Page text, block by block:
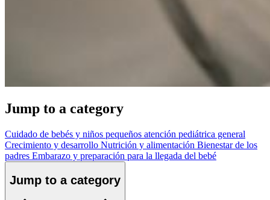
Jump to a category
Cuidado de bebés y niños pequeños atención pediátrica general
Crecimiento y desarrollo Nutrición y alimentación Bienestar de los
padres Embarazo y preparación para la llegada del bebé
Jump to a category